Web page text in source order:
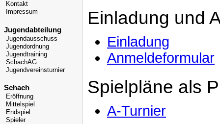
Kontakt
Impressum
Jugendabteilung
Jugendausschuss
Jugendordnung
Jugendtraining
SchachAG
Jugendvereinsturnier
Schach
Eröffnung
Mittelspiel
Endspiel
Spieler
Einladung und
Einladung
Anmeldeformular
Spielpläne als
A-Turnier